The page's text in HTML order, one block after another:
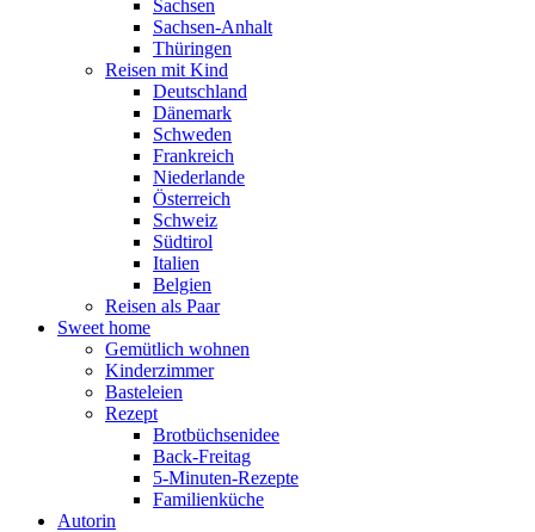
Sachsen
Sachsen-Anhalt
Thüringen
Reisen mit Kind
Deutschland
Dänemark
Schweden
Frankreich
Niederlande
Österreich
Schweiz
Südtirol
Italien
Belgien
Reisen als Paar
Sweet home
Gemütlich wohnen
Kinderzimmer
Basteleien
Rezept
Brotbüchsenidee
Back-Freitag
5-Minuten-Rezepte
Familienküche
Autorin